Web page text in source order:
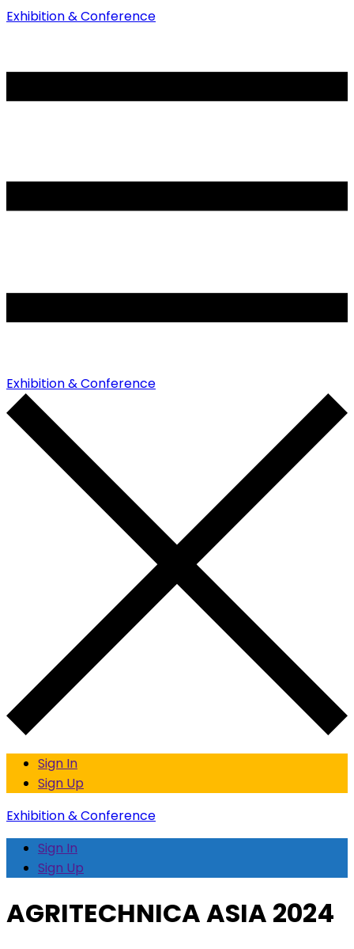
Exhibition & Conference
Exhibition & Conference
Sign In
Sign Up
Exhibition & Conference
Sign In
Sign Up
AGRITECHNICA ASIA 2024